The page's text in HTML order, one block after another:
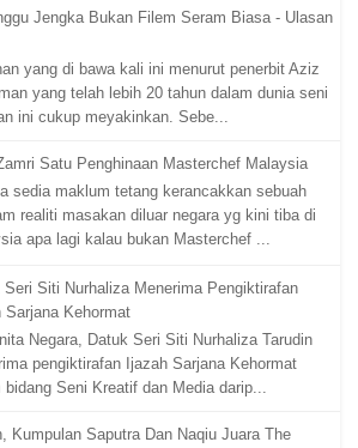
Jengka Bukan Filem Seram Biasa - Ulasan
yang di bawa kali ini menurut penerbit Aziz
yang telah lebih 20 tahun dalam dunia seni
ini cukup meyakinkan. Sebe...
Satu Penghinaan Masterchef Malaysia
sedia maklum tetang kerancakkan sebuah
realiti masakan diluar negara yg kini tiba di
apa lagi kalau bukan Masterchef ...
Seri Siti Nurhaliza Menerima Pengiktirafan
Sarjana Kehormat
Negara, Datuk Seri Siti Nurhaliza Tarudin
pengiktirafan Ijazah Sarjana Kehormat
bidang Seni Kreatif dan Media darip...
Kumpulan Saputra Dan Naqiu Juara The